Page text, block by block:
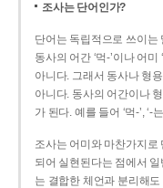
조사는 단어인가?
단어는 독립적으로 쓰이는
동사의 어간 ‘먹-­’이나 어
아니다. 그래서 동사나 형
아니다. 동사의 어간이나
가 된다. 예를 들어 ‘먹-’, ‘-
조사는 어미와 마찬가지로
되어 실현된다는 점에서
는 결합한 체언과 분리해도